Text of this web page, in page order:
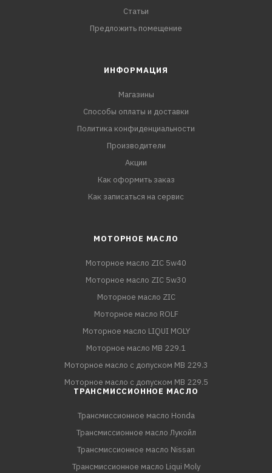
Статьи
Предложить помещение
ИНФОРМАЦИЯ
Магазины
Способы оплаты и доставки
Политика конфиденциальности
Производители
Акции
Как оформить заказ
Как записаться на сервис
МОТОРНОЕ МАСЛО
Моторное масло ZIC 5w40
Моторное масло ZIC 5w30
Моторное масло ZIC
Моторное масло ROLF
Моторное масло LIQUI MOLY
Моторное масло MB 229.1
Моторное масло с допуском MB 229.3
Моторное масло с допуском MB 229.5
ТРАНСМИССИОННОЕ МАСЛО
Трансмиссионное масло Honda
Трансмиссионное масло Лукойл
Трансмиссионное масло Nissan
Трансмиссионное масло Liqui Moly